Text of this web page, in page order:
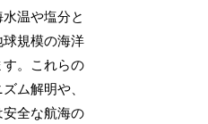
温や塩分と
規模の海洋
。これらの
ム解明や、
全な航海の